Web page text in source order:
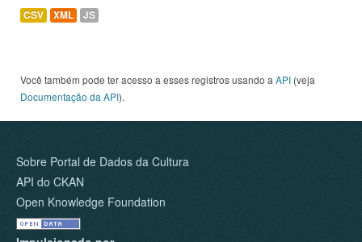
CSV XML JS
Você também pode ter acesso a esses registros usando a API (veja
Documentação da API).
Sobre Portal de Dados da Cultura
API do CKAN
Open Knowledge Foundation